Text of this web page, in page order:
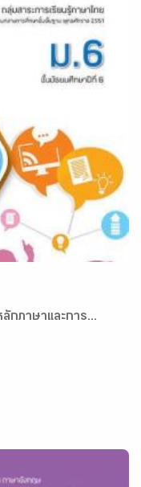
กภาษาและการ...